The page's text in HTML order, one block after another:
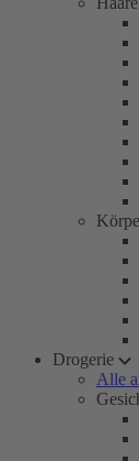
Drogerie
Alle